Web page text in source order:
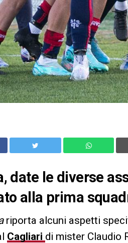
date le diverse
alla prima
riporta alcuni aspetti
Cagliari di mister Claudio